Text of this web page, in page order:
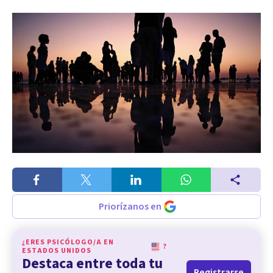
Priorízanos en
¿ERES PSICÓLOGO/A EN
ESTADOS UNIDOS
?
Destaca entre toda tu